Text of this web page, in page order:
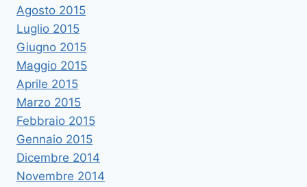
Agosto 2015
Luglio 2015
Giugno 2015
Maggio 2015
Aprile 2015
Marzo 2015
Febbraio 2015
Gennaio 2015
Dicembre 2014
Novembre 2014